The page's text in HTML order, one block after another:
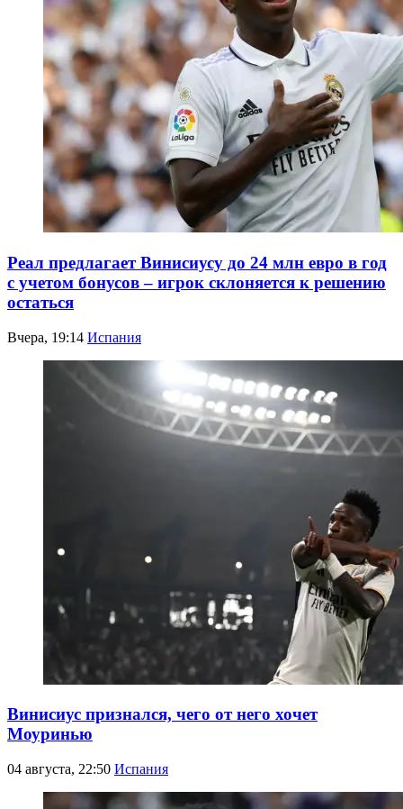
Реал предлагает Винисиусу до 24 млн евро в год
с учетом бонусов – игрок склоняется к решению
остаться
Вчера, 19:14 Испания
Винисиус признался, чего от него хочет
Моуринью
04 августа, 22:50 Испания